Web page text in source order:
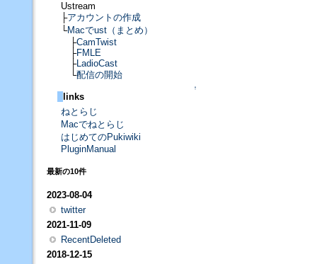
Ustream
├アカウントの作成
└Macでust（まとめ）
├CamTwist
├FMLE
├LadioCast
└配信の開始
↑
links
ねとらじ
Macでねとらじ
はじめてのPukiwiki
PluginManual
最新の10件
2023-08-04
twitter
2021-11-09
RecentDeleted
2018-12-15